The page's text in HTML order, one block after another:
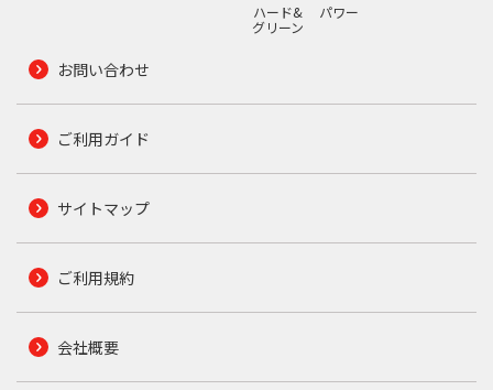
ハード&
グリーン
パワー
お問い合わせ
ご利用ガイド
サイトマップ
ご利用規約
会社概要